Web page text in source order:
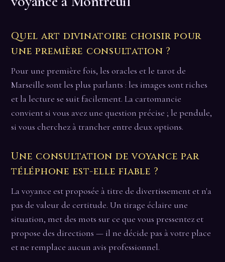
Quel art divinatoire choisir pour
une première consultation ?
Pour une première fois, les oracles et le tarot de
Marseille sont les plus parlants : les images sont riches
et la lecture se suit facilement. La cartomancie
convient si vous avez une question précise ; le pendule,
si vous cherchez à trancher entre deux options.
Une consultation de voyance par
téléphone est-elle fiable ?
La voyance est proposée à titre de divertissement et n'a
pas de valeur de certitude. Un tirage éclaire une
situation, met des mots sur ce que vous pressentez et
propose des directions — il ne décide pas à votre place
et ne remplace aucun avis professionnel.